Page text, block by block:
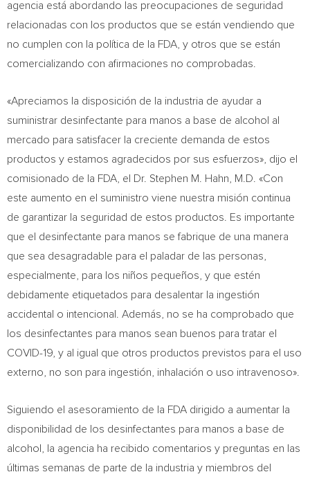
agencia está abordando las preocupaciones de seguridad
relacionadas con los productos que se están vendiendo que
no cumplen con la política de la FDA, y otros que se están
comercializando con afirmaciones no comprobadas.
«Apreciamos la disposición de la industria de ayudar a
suministrar desinfectante para manos a base de alcohol al
mercado para satisfacer la creciente demanda de estos
productos y estamos agradecidos por sus esfuerzos», dijo el
comisionado de la FDA, el Dr. Stephen M. Hahn, M.D. «Con
este aumento en el suministro viene nuestra misión continua
de garantizar la seguridad de estos productos. Es importante
que el desinfectante para manos se fabrique de una manera
que sea desagradable para el paladar de las personas,
especialmente, para los niños pequeños, y que estén
debidamente etiquetados para desalentar la ingestión
accidental o intencional. Además, no se ha comprobado que
los desinfectantes para manos sean buenos para tratar el
COVID-19, y al igual que otros productos previstos para el uso
externo, no son para ingestión, inhalación o uso intravenoso».
Siguiendo el asesoramiento de la FDA dirigido a aumentar la
disponibilidad de los desinfectantes para manos a base de
alcohol, la agencia ha recibido comentarios y preguntas en las
últimas semanas de parte de la industria y miembros del